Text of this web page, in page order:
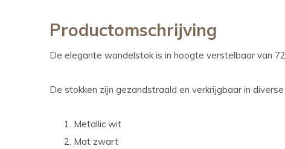
Productomschrijving
De elegante wandelstok is in hoogte verstelbaar van
De stokken zijn gezandstraald en verkrijgbaar in diverse
Metallic wit
Mat zwart